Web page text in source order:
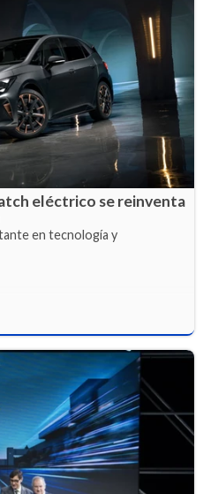
eléctrico se reinventa
en tecnología y